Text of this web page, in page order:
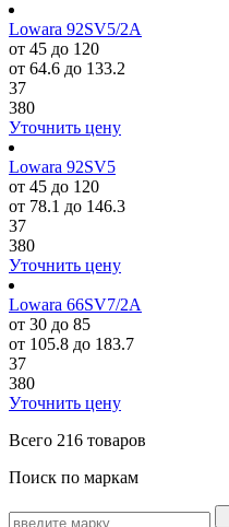
Lowara 92SV5/2A
от 45 до 120
от 64.6 до 133.2
37
380
Уточнить цену
Lowara 92SV5
от 45 до 120
от 78.1 до 146.3
37
380
Уточнить цену
Lowara 66SV7/2A
от 30 до 85
от 105.8 до 183.7
37
380
Уточнить цену
Всего 216 товаров
Поиск по маркам